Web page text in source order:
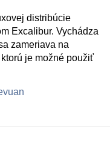
distribúcie
Excalibur. Vychádza
zameriava na
je možné použiť